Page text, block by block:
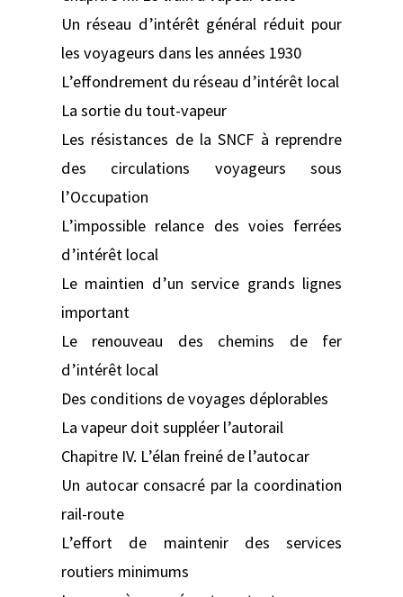
Un réseau d’intérêt général réduit pour
les voyageurs dans les années 1930
L’effondrement du réseau d’intérêt local
La sortie du tout-vapeur
Les résistances de la SNCF à reprendre
des circulations voyageurs sous
l’Occupation
L’impossible relance des voies ferrées
d’intérêt local
Le maintien d’un service grands lignes
important
Le renouveau des chemins de fer
d’intérêt local
Des conditions de voyages déplorables
La vapeur doit suppléer l’autorail
Chapitre IV. L’élan freiné de l’autocar
Un autocar consacré par la coordination
rail-route
L’effort de maintenir des services
routiers minimums